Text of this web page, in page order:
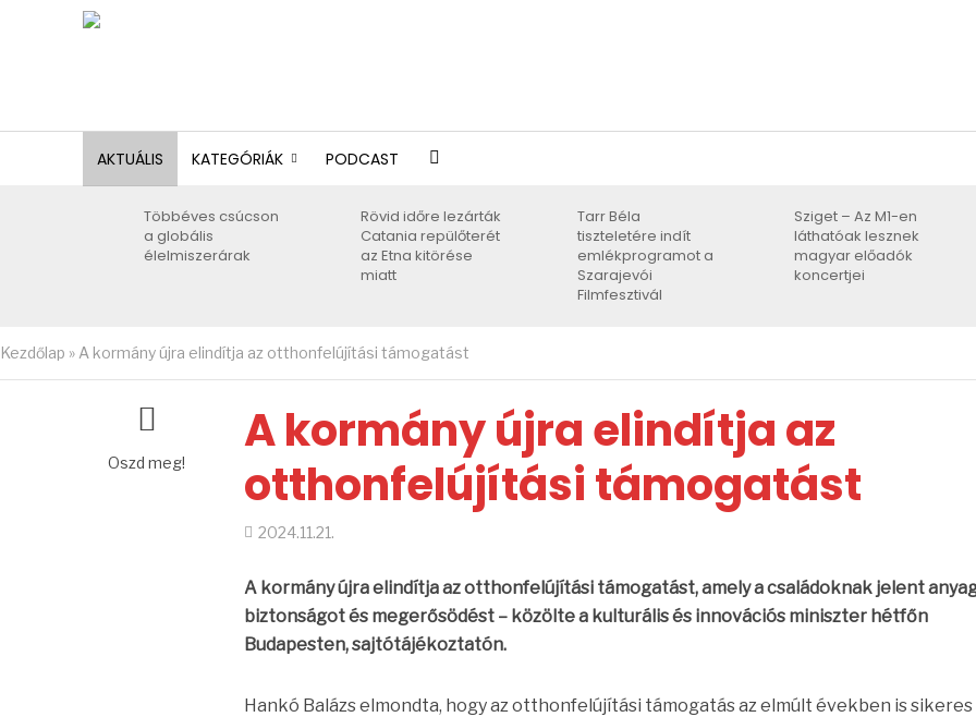
AKTUÁLIS KATEGÓRIÁK PODCAST
Többéves csúcson
a globális
élelmiszerárak
Rövid időre lezárták
Catania repülőterét
az Etna kitörése
miatt
Tarr Béla
tiszteletére indít
emlékprogramot a
Szarajevói
Filmfesztivál
Sziget – Az M1-en
láthatóak lesznek
magyar előadók
koncertjei
Kezdőlap » A kormány újra elindítja az otthonfelújítási támogatást
Oszd meg!
A kormány újra elindítja az
otthonfelújítási támogatást
2024.11.21.
A kormány újra elindítja az otthonfelújítási támogatást, amely a családoknak jelent
biztonságot és megerősödést – közölte a kulturális és innovációs miniszter hétfőn
Budapesten, sajtótájékoztatón.
Hankó Balázs elmondta, hogy az otthonfelújítási támogatás az elmúlt években is sikeres